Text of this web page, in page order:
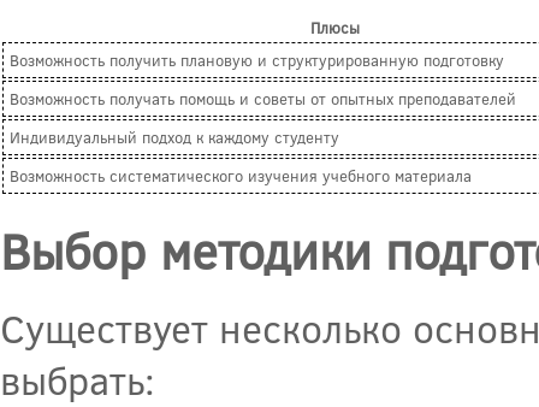
Плюсы
Возможность получить плановую и структурированную подготовку
Возможность получать помощь и советы от опытных преподавателей
Индивидуальный подход к каждому студенту
Возможность систематического изучения учебного материала
Выбор методики
Существует несколько
выбрать: